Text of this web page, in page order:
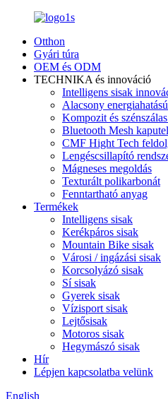
Otthon
Gyári túra
OEM és ODM
TECHNIKA és innováció
Intelligens sisak
Alacsony
Kompozit és
Bluetooth Mesh
CMF Hight Tech
Lengéscsillapító
Mágneses megoldás
Texturált polikarbonát
Fenntartható anyag
Termékek
Intelligens sisak
Kerékpáros sisak
Mountain Bike sisak
Városi / ingázási sisak
Korcsolyázó sisak
Sí sisak
Gyerek sisak
Vízisport sisak
Lejtősisak
Motoros sisak
Hegymászó sisak
Hír
Lépjen kapcsolatba velünk
English